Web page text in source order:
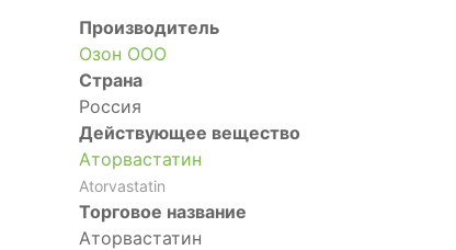
Производитель
Озон ООО
Страна
Россия
Действующее вещество
Аторвастатин
Atorvastatin
Торговое название
Аторвастатин